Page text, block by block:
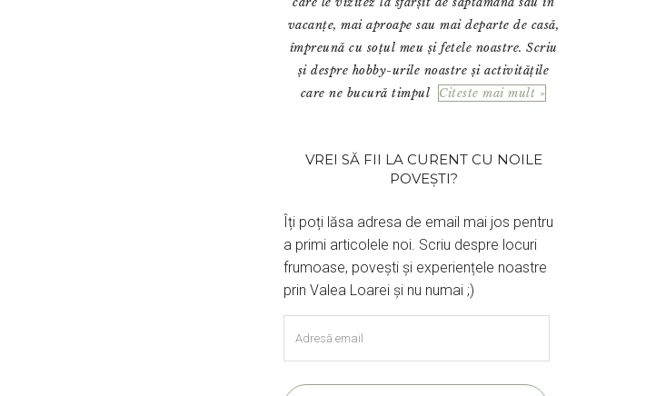
vacanțe, mai aproape sau mai departe de casă,
împreună cu soțul meu și fetele noastre. Scriu
și despre hobby-urile noastre și activitățile
care ne bucură timpul Citeste mai mult »
VREI SĂ FII LA CURENT CU NOILE
POVEȘTI?
Îți poți lăsa adresa de email mai jos pentru
a primi articolele noi. Scriu despre locuri
frumoase, povești și experiențele noastre
prin Valea Loarei și nu numai ;)
email